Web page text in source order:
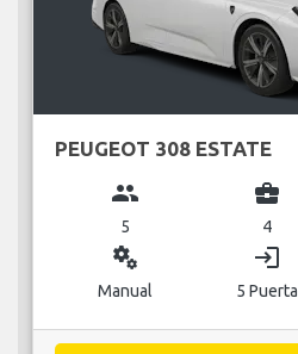
PEUGEOT 308 ESTATE
group
5
business_center
4
miscellaneous_services
Manual
login
5 Puerta